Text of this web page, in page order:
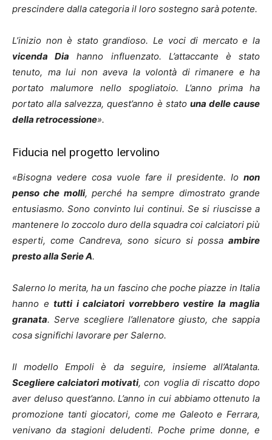
prescindere dalla categoria il loro sostegno sarà potente.
L’inizio non è stato grandioso. Le voci di mercato e la
vicenda Dia hanno influenzato. L’attaccante è stato
tenuto, ma lui non aveva la volontà di rimanere e ha
portato malumore nello spogliatoio. L’anno prima ha
portato alla salvezza, quest’anno è stato una delle cause
della retrocessione».
Fiducia nel progetto Iervolino
«Bisogna vedere cosa vuole fare il presidente. Io non
penso che molli, perché ha sempre dimostrato grande
entusiasmo. Sono convinto lui continui. Se si riuscisse a
mantenere lo zoccolo duro della squadra coi calciatori più
esperti, come Candreva, sono sicuro si possa ambire
presto alla Serie A.
Salerno lo merita, ha un fascino che poche piazze in Italia
hanno e tutti i calciatori vorrebbero vestire la maglia
granata. Serve scegliere l’allenatore giusto, che sappia
cosa significhi lavorare per Salerno.
Il modello Empoli è da seguire, insieme all’Atalanta.
Scegliere calciatori motivati, con voglia di riscatto dopo
aver deluso quest’anno. L’anno in cui abbiamo ottenuto la
promozione tanti giocatori, come me Galeoto e Ferrara,
venivano da stagioni deludenti. Poche prime donne, e